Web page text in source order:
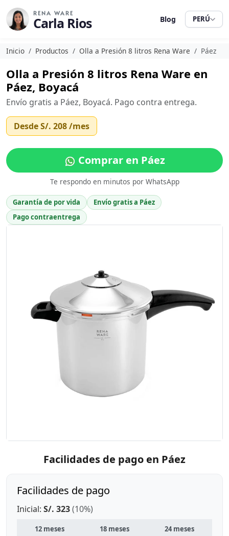
RENA WARE
Carla Rios Blog PERÚ
Inicio Productos Olla a Presión 8 litros Rena Ware Páez
Olla a Presión 8 litros Rena Ware en
Páez, Boyacá
Envío gratis a Páez, Boyacá. Pago contra entrega.
DesdeS/. 208/mes
Comprar en Páez
Te respondo en minutos por WhatsApp
Garantía de por vida
Envío gratis a Páez
Pago contraentrega
Facilidades de pago en Páez
Facilidades de pago
Inicial: S/. 323(10%)
12 meses 18 meses 24 meses